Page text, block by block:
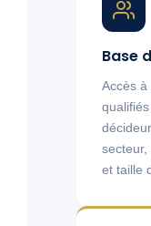
Base
Accès à
et taille